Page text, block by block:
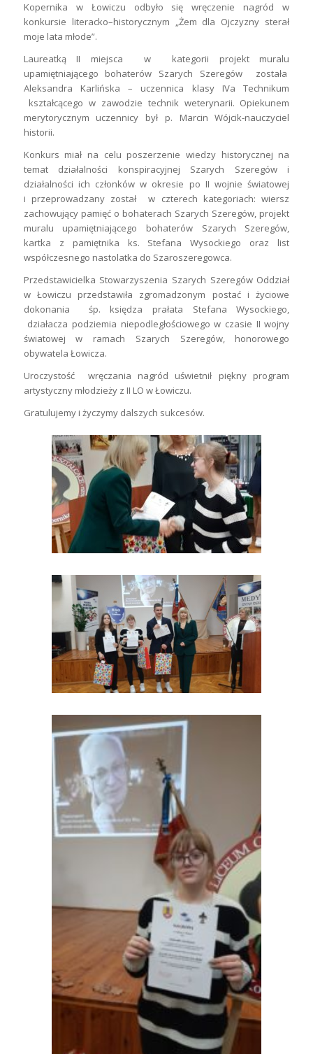
Kopernika w Łowiczu odbyło się wręczenie nagród w
konkursie literacko–historycznym „Żem dla Ojczyzny sterał
moje lata młode”.
Laureatką II miejsca w kategorii projekt muralu
upamiętniającego bohaterów Szarych Szeregów została
Aleksandra Karlińska – uczennica klasy IVa Technikum
kształcącego w zawodzie technik weterynarii. Opiekunem
merytorycznym uczennicy był p. Marcin Wójcik-nauczyciel
historii.
Konkurs miał na celu poszerzenie wiedzy historycznej na
temat działalności konspiracyjnej Szarych Szeregów i
działalności ich członków w okresie po II wojnie światowej
i przeprowadzany został w czterech kategoriach: wiersz
zachowujący pamięć o bohaterach Szarych Szeregów, projekt
muralu upamiętniającego bohaterów Szarych Szeregów,
kartka z pamiętnika ks. Stefana Wysockiego oraz list
współczesnego nastolatka do Szaroszeregowca.
Przedstawicielka Stowarzyszenia Szarych Szeregów Oddział
w Łowiczu przedstawiła zgromadzonym postać i życiowe
dokonania śp. księdza prałata Stefana Wysockiego,
działacza podziemia niepodległościowego w czasie II wojny
światowej w ramach Szarych Szeregów, honorowego
obywatela Łowicza.
Uroczystość wręczania nagród uświetnił piękny program
artystyczny młodzieży z II LO w Łowiczu.
Gratulujemy i życzymy dalszych sukcesów.